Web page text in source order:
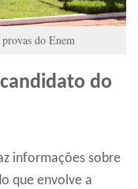
do Enem
do
informações sobre
que envolve a